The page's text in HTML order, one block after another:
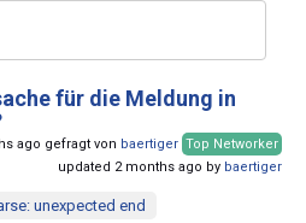
für die Meldung in
ago gefragt von baertiger Top Networker
updated 2 months ago by baertiger
unexpected end